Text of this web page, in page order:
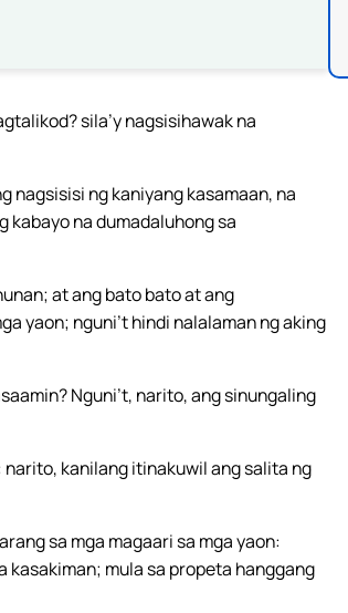
sila’y nagsisihawak na
nagsisisi ng kaniyang kasamaan, na
kabayo na dumadaluhong sa
at ang bato bato at ang
yaon; nguni’t hindi nalalaman ng aking
Nguni’t, narito, ang sinungaling
narito, kanilang itinakuwil ang salita ng
sa mga magaari sa mga yaon:
kasakiman; mula sa propeta hanggang